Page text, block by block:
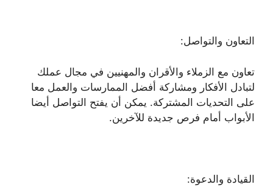
التعاون والتواصل:
تعاون مع الزملاء والأقران والمهنيين في مجال عملك
لتبادل الأفكار ومشاركة أفضل الممارسات والعمل معا
على التحديات المشتركة. يمكن أن يفتح التواصل أيضا
الأبواب أمام فرص جديدة للآخرين.
القيادة والدعوة: